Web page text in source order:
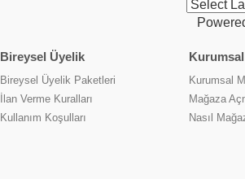
Bireysel Üyelik
Bireysel Üyelik Paketleri
İlan Verme Kuralları
Kullanım Koşulları
Kurumsal
Mağaza
Nasıl